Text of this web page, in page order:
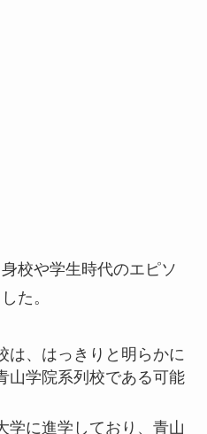
校や学生時代のエピソ
た。
は、はっきりと明らかに
山学院系列校である可能
学に進学しており、青山